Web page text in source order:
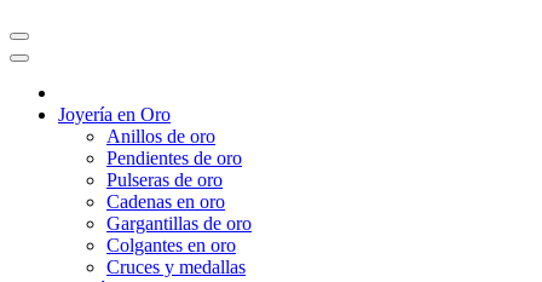
Joyería en Oro
Anillos de oro
Pendientes de oro
Pulseras de oro
Cadenas en oro
Gargantillas de oro
Colgantes en oro
Cruces y medallas